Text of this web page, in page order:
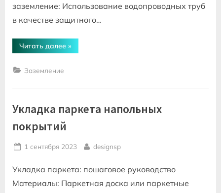
заземление: Использование водопроводных труб
в качестве защитного…
Читать далее “Заземление
металлических
»
Заземление
Укладка паркета напольных
покрытий
Posted
1 сентября 2023 By
designsp
Укладка паркета: пошаговое руководство
Материалы: Паркетная доска или паркетные